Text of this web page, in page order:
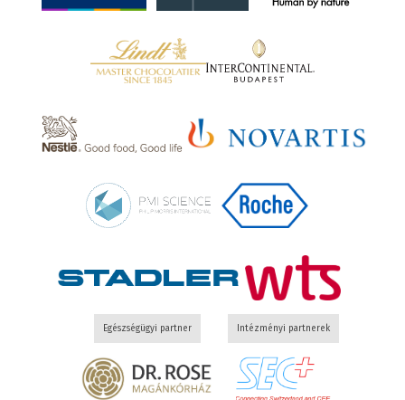
Egészségügyi partner Intézményi partnerek